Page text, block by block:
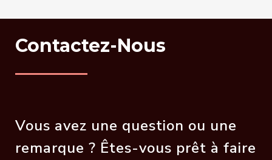
Contactez-Nous
Vous avez une question ou une
remarque ? Êtes-vous prêt à faire